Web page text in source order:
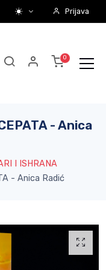
Prijava
- Anica
I ISHRANA
- Anica Radić